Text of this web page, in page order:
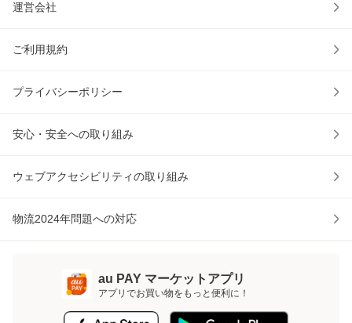
運営会社
ご利用規約
プライバシーポリシー
安心・安全への取り組み
ウェブアクセシビリティの取り組み
物流2024年問題への対応
au PAY マーケットアプリ
アプリでお買い物をもっと便利に！